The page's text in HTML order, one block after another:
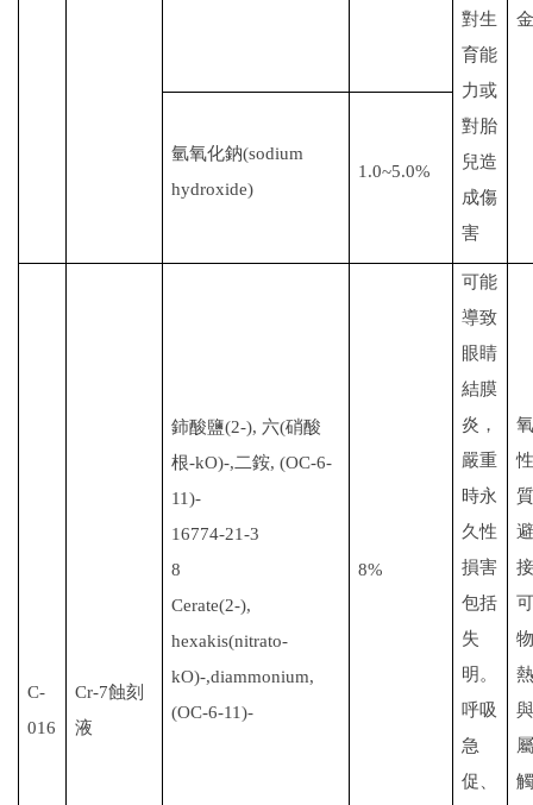
對生
育能
力或
對胎
兒造
成傷
害
氫氧化鈉(sodium
hydroxide)
1.0~5.0%
C-
016
Cr-7蝕刻
液
鈰酸鹽(2-), 六(硝酸
根-kO)-,二銨, (OC-6-
11)-
16774-21-3
8
Cerate(2-),
hexakis(nitrato-
kO)-,diammonium,
(OC-6-11)-
8%
可能
導致
眼睛
結膜
炎，
嚴重
時永
久性
損害
包括
失
明。
呼吸
急
促、